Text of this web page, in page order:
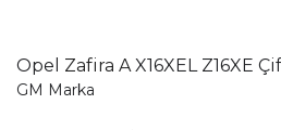
Opel Zafira AX16XEL Z16XE
GM Marka